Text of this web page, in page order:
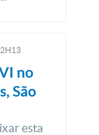
no
São
esta